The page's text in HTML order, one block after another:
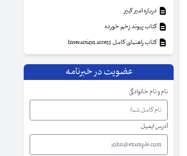
درباره امیر کبیر
کتاب پیوند زخم خورده
کتاب راهنمای کامل Interaction access
عضویت در خبرنامه
نام و نام خانوادگی
آدرس ایمیل